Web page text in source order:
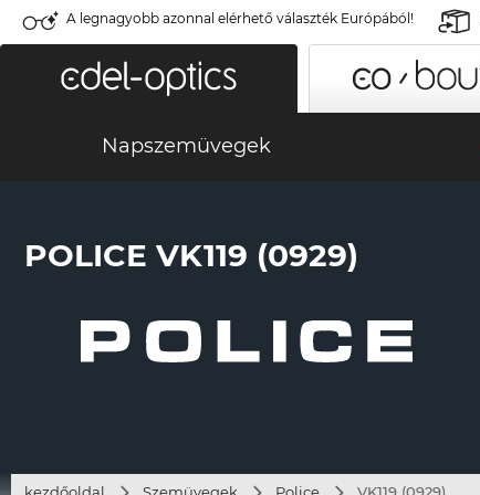
A legnagyobb azonnal elérhető választék Európából!
Napszemüvegek
POLICE VK119 (0929)